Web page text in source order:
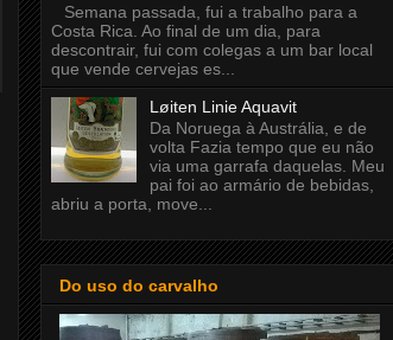
Semana passada, fui a trabalho para a
Costa Rica. Ao final de um dia, para
descontrair, fui com colegas a um bar local
que vende cervejas es...
Løiten Linie Aquavit
Da Noruega à Austrália, e de
volta Fazia tempo que eu não
via uma garrafa daquelas. Meu
pai foi ao armário de bebidas,
abriu a porta, move...
Do uso do carvalho